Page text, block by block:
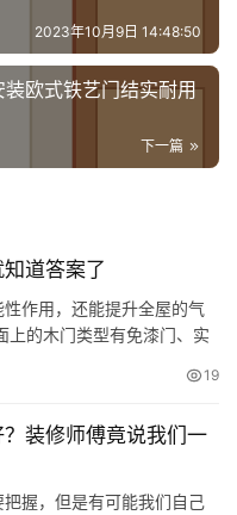
2023年10月9日 14:48:50
欧式铁艺门结实耐用
下一篇
道答案了
作用，还能提升全屋的气
上的木门类型有免漆门、实
，并根据功能、颜色、配
择线条感干练简洁的瘦高
19
装修师傅竟说我们一
握，但是有可能我们自己